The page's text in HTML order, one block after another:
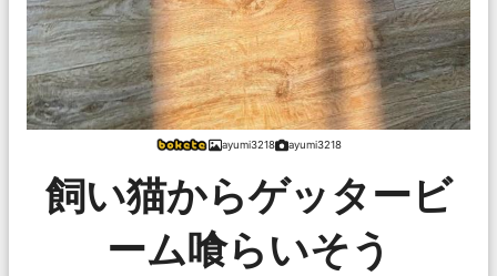
ayumi3218 ayumi3218
飼い猫からゲッタービ
ーム喰らいそう